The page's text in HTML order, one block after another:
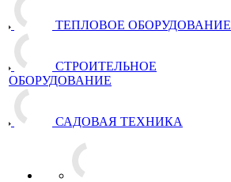
ТЕПЛОВОЕ ОБОРУДОВАНИЕ
СТРОИТЕЛЬНОЕ
ОБОРУДОВАНИЕ
САДОВАЯ ТЕХНИКА